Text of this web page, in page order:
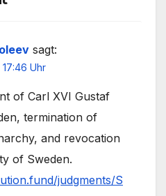
sagt:
17:46 Uhr
of Carl XVI Gustaf
termination of
and revocation
of Sweden.
judgments/S